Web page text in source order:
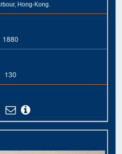
Hong-Kong.
1880
130